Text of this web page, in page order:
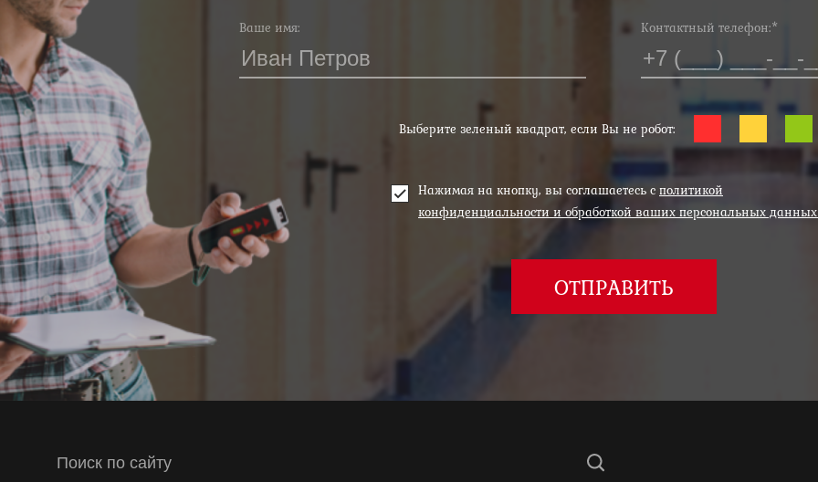
Ваше имя: Контактный телефон:*
Выберите зеленый квадрат, если Вы не робот:
Нажимая на кнопку, вы соглашаетесь с политикой
конфиденциальности и обработкой ваших персональных
ОТПРАВИТЬ